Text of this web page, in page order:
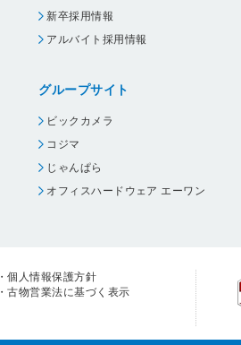
新卒採用情報
アルバイト採用情報
グループサイト
ビックカメラ
コジマ
じゃんぱら
オフィスハードウェア エーワン
・個人情報保護方針
・古物営業法に基づく表示